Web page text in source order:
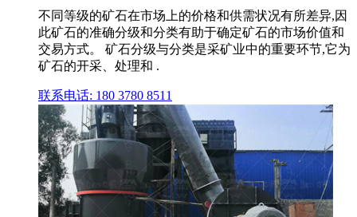
不同等级的矿石在市场上的价格和供需状况有所差异,因
此矿石的准确分级和分类有助于确定矿石的市场价值和
交易方式。 矿石分级与分类是采矿业中的重要环节,它为
矿石的开采、处理和 .
联系电话: 180 3780 8511